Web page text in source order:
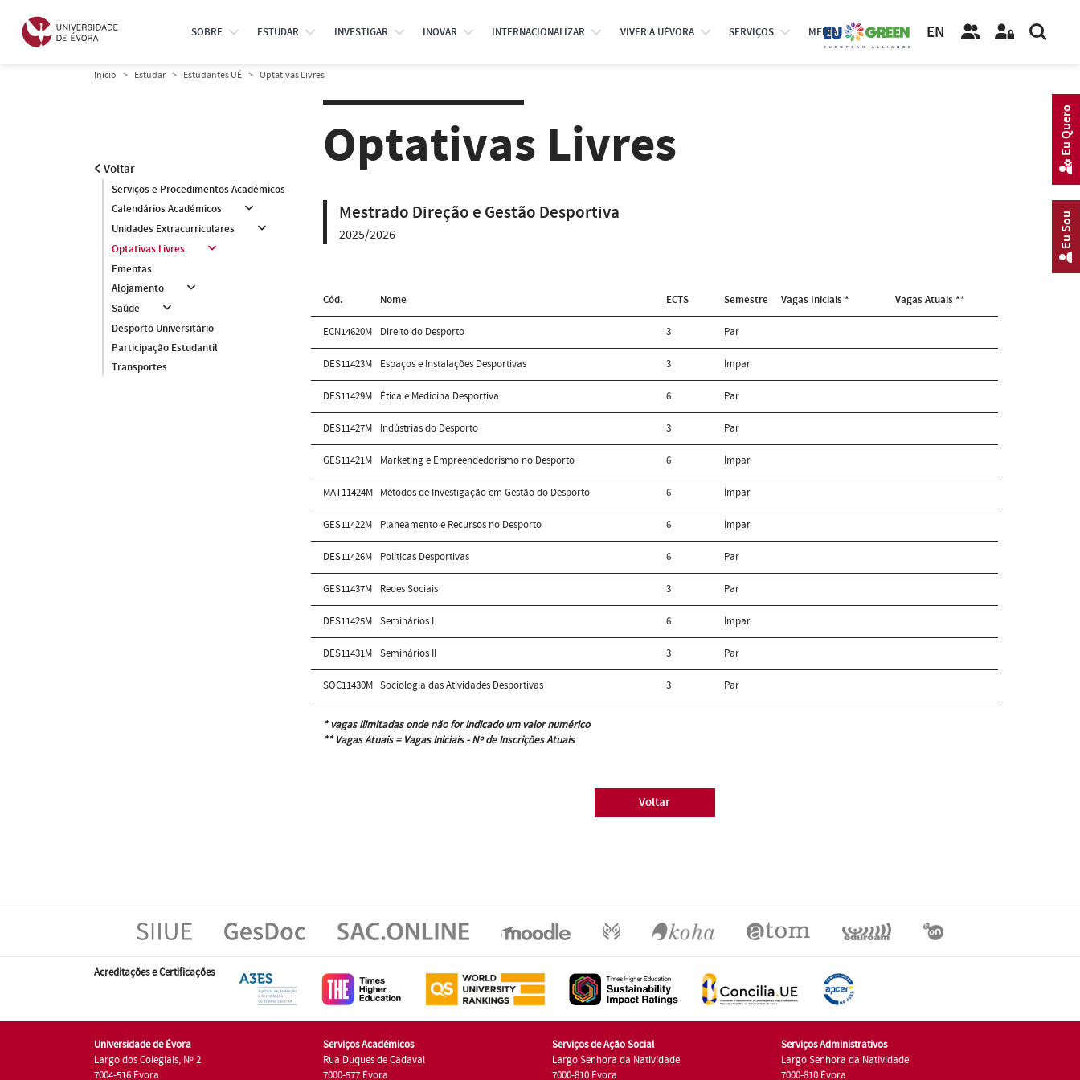
SOBRE ESTUDAR INVESTIGAR INOVAR INTERNACIONALIZAR VIVER A UÉVORA SERVIÇOS MEDIA EN
Início Estudar Estudantes UÉ Optativas Livres
Voltar
Serviços e Procedimentos Académicos
Calendários Académicos
Unidades Extracurriculares
Optativas Livres
Ementas
Alojamento
Saúde
Desporto Universitário
Participação Estudantil
Transportes
Optativas Livres
Mestrado Direção e Gestão Desportiva
2025/2026
Cód. Nome ECTS Semestre Vagas Iniciais * Vagas Atuais **
ECN14620M Direito do Desporto 3 Par
DES11423M Espaços e Instalações Desportivas 3 Ímpar
DES11429M Ética e Medicina Desportiva 6 Par
DES11427M Indústrias do Desporto 3 Par
GES11421M Marketing e Empreendedorismo no Desporto 6 Ímpar
MAT11424M Métodos de Investigação em Gestão do Desporto 6 Ímpar
GES11422M Planeamento e Recursos no Desporto 6 Ímpar
DES11426M Políticas Desportivas 6 Par
GES11437M Redes Sociais 3 Par
DES11425M Seminários I 6 Ímpar
DES11431M Seminários II 3 Par
SOC11430M Sociologia das Atividades Desportivas 3 Par
* vagas ilimitadas onde não for indicado um valor numérico
** Vagas Atuais = Vagas Iniciais - Nº de Inscrições Atuais
Voltar
Acreditações e Certificações
Universidade de Évora
Largo dos Colegiais, Nº 2
7004-516 Évora
Serviços Académicos
Rua Duques de Cadaval
7000-577 Évora
Serviços de Ação Social
Largo Senhora da Natividade
7000-810 Évora
Serviços Administrativos
Largo Senhora da Natividade
7000-810 Évora
Eu Sou
Eu Quero